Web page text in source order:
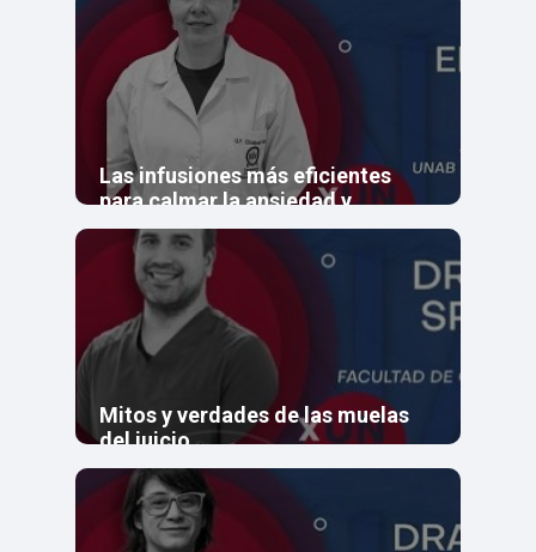
Las infusiones más eficientes
para calmar la ansiedad y
conciliar el sueño
Mitos y verdades de las muelas
del juicio